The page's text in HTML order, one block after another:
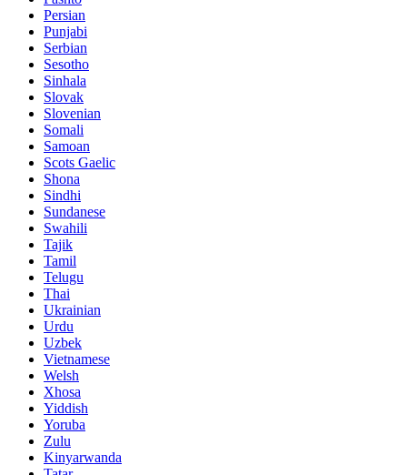
Persian
Punjabi
Serbian
Sesotho
Sinhala
Slovak
Slovenian
Somali
Samoan
Scots Gaelic
Shona
Sindhi
Sundanese
Swahili
Tajik
Tamil
Telugu
Thai
Ukrainian
Urdu
Uzbek
Vietnamese
Welsh
Xhosa
Yiddish
Yoruba
Zulu
Kinyarwanda